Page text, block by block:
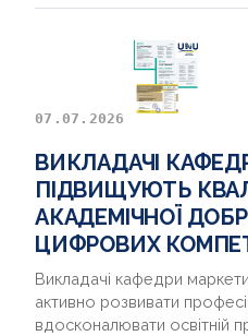
07.07.2026
ВИКЛАДАЧІ
ПІДВИЩУЮТЬ
АКАДЕМІЧНОЇ
ЦИФРОВИХ
Викладачі кафедри
активно розвивати
вдосконалювати освітній